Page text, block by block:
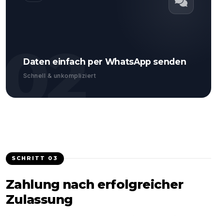
02
Daten einfach per WhatsApp senden
Schnell & unkompliziert
SCHRITT 03
Zahlung nach erfolgreicher
Zulassung